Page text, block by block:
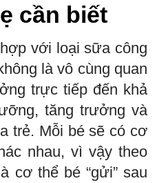
cần biết
với loại sữa công
là vô cùng quan
trực tiếp đến khả
tăng trưởng và
trẻ. Mỗi bé sẽ có cơ
nhau, vì vậy theo
cơ thể bé “gửi” sau